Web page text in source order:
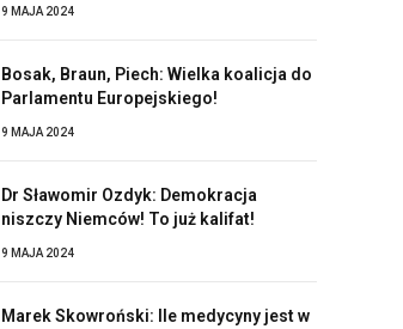
9 MAJA 2024
Bosak, Braun, Piech: Wielka koalicja do
Parlamentu Europejskiego!
9 MAJA 2024
Dr Sławomir Ozdyk: Demokracja
niszczy Niemców! To już kalifat!
9 MAJA 2024
Marek Skowroński: Ile medycyny jest w